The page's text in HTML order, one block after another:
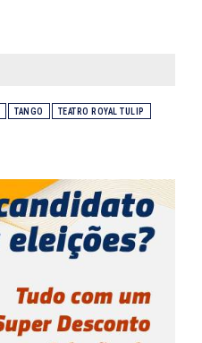
TANGO TEATRO ROYAL TULIP